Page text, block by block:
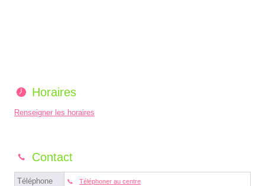
Horaires
Renseigner les horaires
Contact
Téléphone Téléphoner au centre